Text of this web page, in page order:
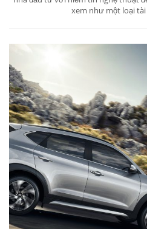
xem như một loại